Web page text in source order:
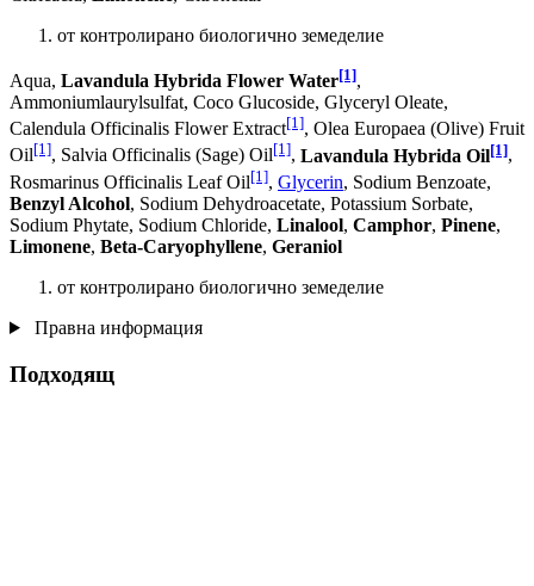
от контролирано биологично земеделие
Aqua, Lavandula Hybrida Flower Water[1],
Ammoniumlaurylsulfat, Coco Glucoside, Glyceryl Oleate,
Calendula Officinalis Flower Extract[1], Olea Europaea (Olive) Fruit
Oil[1], Salvia Officinalis (Sage) Oil[1], Lavandula Hybrida Oil[1],
Rosmarinus Officinalis Leaf Oil[1], Glycerin, Sodium Benzoate,
Benzyl Alcohol, Sodium Dehydroacetate, Potassium Sorbate,
Sodium Phytate, Sodium Chloride, Linalool, Camphor, Pinene,
Limonene, Beta-Caryophyllene, Geraniol
от контролирано биологично земеделие
Правна информация
Подходящ